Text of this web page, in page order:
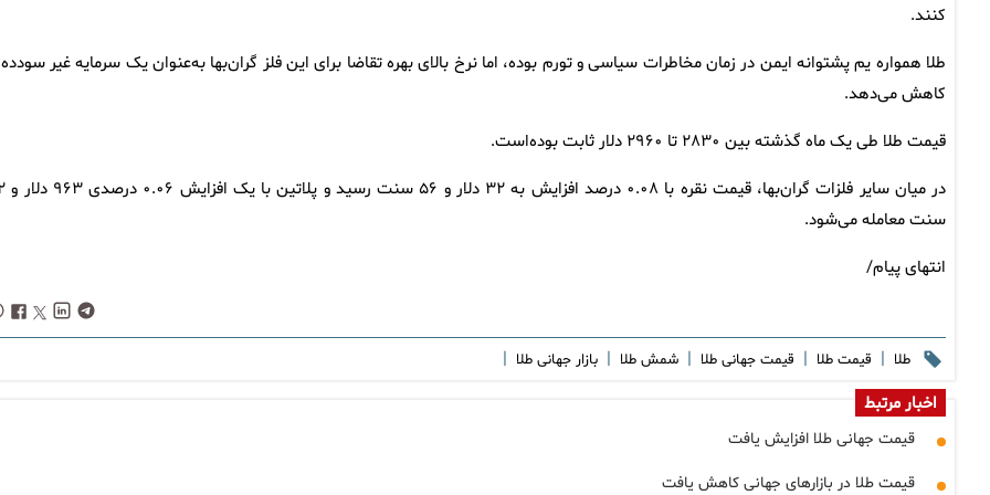
کنند.
طلا همواره یم پشتوانه ایمن در زمان مخاطرات سیاسی و تورم بوده، اما نرخ بالای بهره تقاضا برای این فلز گران‌بها به‌عنوان یک سرمایه غیر سودده
کاهش می‌دهد.
قیمت طلا طی یک ماه گذشته بین ۲۸۳۰ تا ۲۹۶۰ دلار ثابت بوده‌است.
در میان سایر فلزات
سنت معامله می‌شود.
انتهای پیام/
طلا | قیمت طلا | قیمت جهانی طلا | شمش طلا | بازار جهانی طلا |
اخبار مرتبط
قیمت جهانی طلا افزایش یافت
قیمت طلا در بازارهای جهانی کاهش یافت